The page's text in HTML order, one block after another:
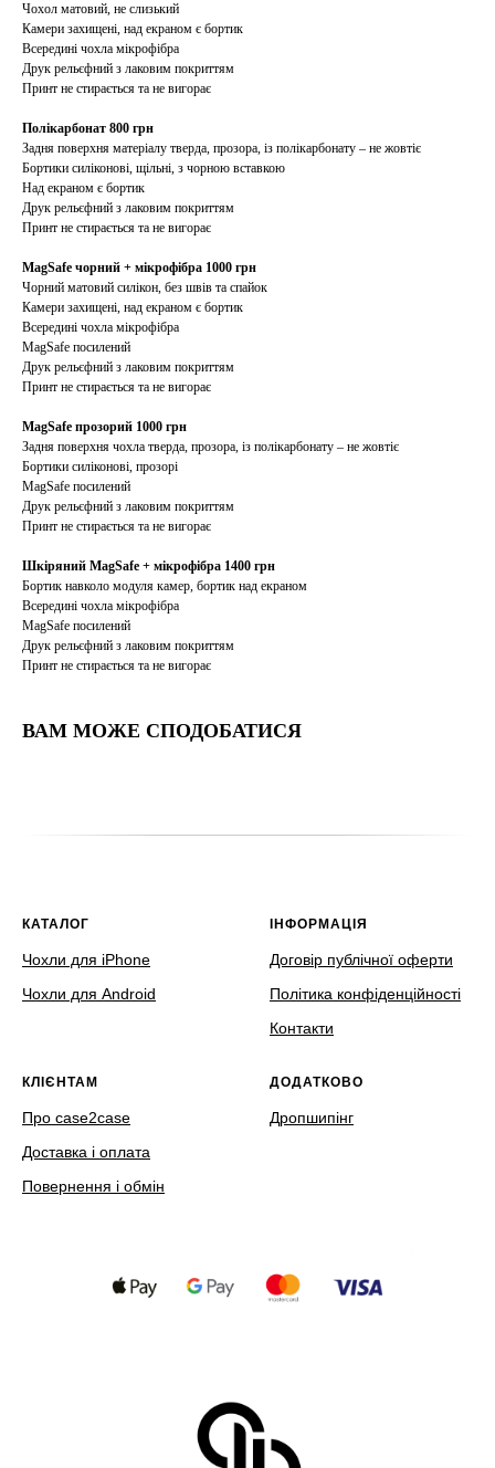
Чохол матовий, не слизький
Камери захищені, над екраном є бортик
Всередині чохла мікрофібра
Друк рельєфний з лаковим покриттям
Принт не стирається та не вигорає
Полікарбонат 800 грн
Задня поверхня матеріалу тверда, прозора, із полікарбонату – не жовтіє
Бортики силіконові, щільні, з чорною вставкою
Над екраном є бортик
Друк рельєфний з лаковим покриттям
Принт не стирається та не вигорає
MagSafe чорний + мікрофібра 1000 грн
Чорний матовий силікон, без швів та спайок
Камери захищені, над екраном є бортик
Всередині чохла мікрофібра
MagSafe посилений
Друк рельєфний з лаковим покриттям
Принт не стирається та не вигорає
MagSafe прозорий 1000 грн
Задня поверхня чохла тверда, прозора, із полікарбонату – не жовтіє
Бортики силіконові, прозорі
MagSafe посилений
Друк рельєфний з лаковим покриттям
Принт не стирається та не вигорає
Шкіряний MagSafe + мікрофібра 1400 грн
Бортик навколо модуля камер, бортик над екраном
Всередині чохла мікрофібра
MagSafe посилений
Друк рельєфний з лаковим покриттям
Принт не стирається та не вигорає
ВАМ МОЖЕ СПОДОБАТИСЯ
КАТАЛОГ
Чохли для iPhone
Чохли для Android
ІНФОРМАЦІЯ
Договір публічної оферти
Політика конфіденційності
Контакти
КЛІЄНТАМ
Про case2case
Доставка і оплата
Повернення і обмін
ДОДАТКОВО
Дропшипінг